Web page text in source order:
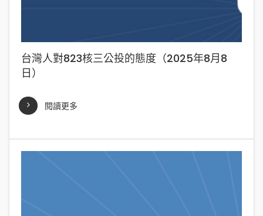
台灣人對823核三公投的態度（2025年8月8
日）
閱讀更多